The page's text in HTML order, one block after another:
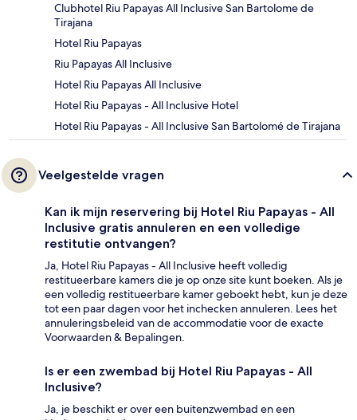
Clubhotel Riu Papayas All Inclusive San Bartolome de
Tirajana
Hotel Riu Papayas
Riu Papayas All Inclusive
Hotel Riu Papayas All Inclusive
Hotel Riu Papayas - All Inclusive Hotel
Hotel Riu Papayas - All Inclusive San Bartolomé de Tirajana
Veelgestelde vragen
Kan ik mijn reservering bij Hotel Riu Papayas - All
Inclusive gratis annuleren en een volledige
restitutie ontvangen?
Ja, Hotel Riu Papayas - All Inclusive heeft volledig
restitueerbare kamers die je op onze site kunt boeken. Als je
een volledig restitueerbare kamer geboekt hebt, kun je deze
tot een paar dagen voor het inchecken annuleren. Lees het
annuleringsbeleid van de accommodatie voor de exacte
Voorwaarden & Bepalingen.
Is er een zwembad bij Hotel Riu Papayas - All
Inclusive?
Ja, je beschikt er over een buitenzwembad en een